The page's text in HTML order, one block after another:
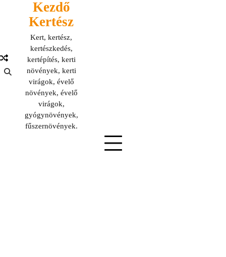
Kezdő
Kertész
Kert, kertész,
kertészkedés,
kertépítés, kerti
növények, kerti
virágok, évelő
növények, évelő
virágok,
gyógynövények,
fűszernövények.